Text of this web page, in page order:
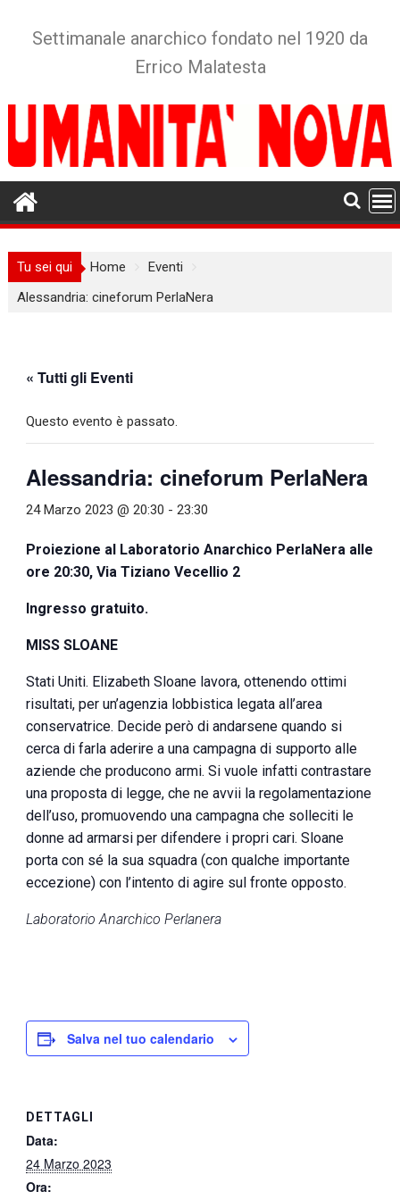
Settimanale anarchico fondato nel 1920 da
Errico Malatesta
Tu sei qui Home
Eventi
Alessandria: cineforum PerlaNera
« Tutti gli Eventi
Questo evento è passato.
Alessandria: cineforum PerlaNera
24 Marzo 2023 @ 20:30 -23:30
Proiezione al Laboratorio Anarchico PerlaNera alle
ore 20:30, Via Tiziano Vecellio 2
Ingresso gratuito.
MISS SLOANE
Stati Uniti. Elizabeth Sloane lavora, ottenendo ottimi
risultati, per un’agenzia lobbistica legata all’area
conservatrice. Decide però di andarsene quando si
cerca di farla aderire a una campagna di supporto alle
aziende che producono armi. Si vuole infatti contrastare
una proposta di legge, che ne avvii la regolamentazione
dell’uso, promuovendo una campagna che solleciti le
donne ad armarsi per difendere i propri cari. Sloane
porta con sé la sua squadra (con qualche importante
eccezione) con l’intento di agire sul fronte opposto.
Laboratorio Anarchico Perlanera
Salva nel tuo calendario
DETTAGLI
Data:
24 Marzo 2023
Ora: